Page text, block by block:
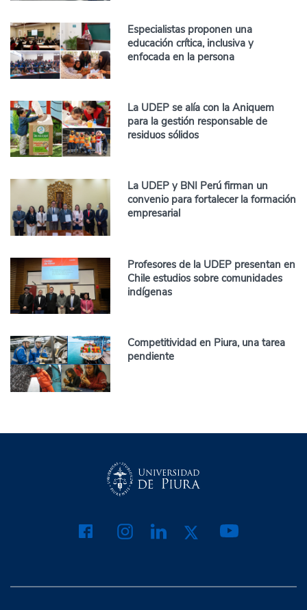
Especialistas proponen una
educación crítica, inclusiva y
enfocada en la persona
La UDEP se alía con la Aniquem
para la gestión responsable de
residuos sólidos
La UDEP y BNI Perú firman un
convenio para fortalecer la formación
empresarial
Profesores de la UDEP presentan en
Chile estudios sobre comunidades
indígenas
Competitividad en Piura, una tarea
pendiente